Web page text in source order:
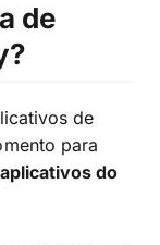
de
de
para
do